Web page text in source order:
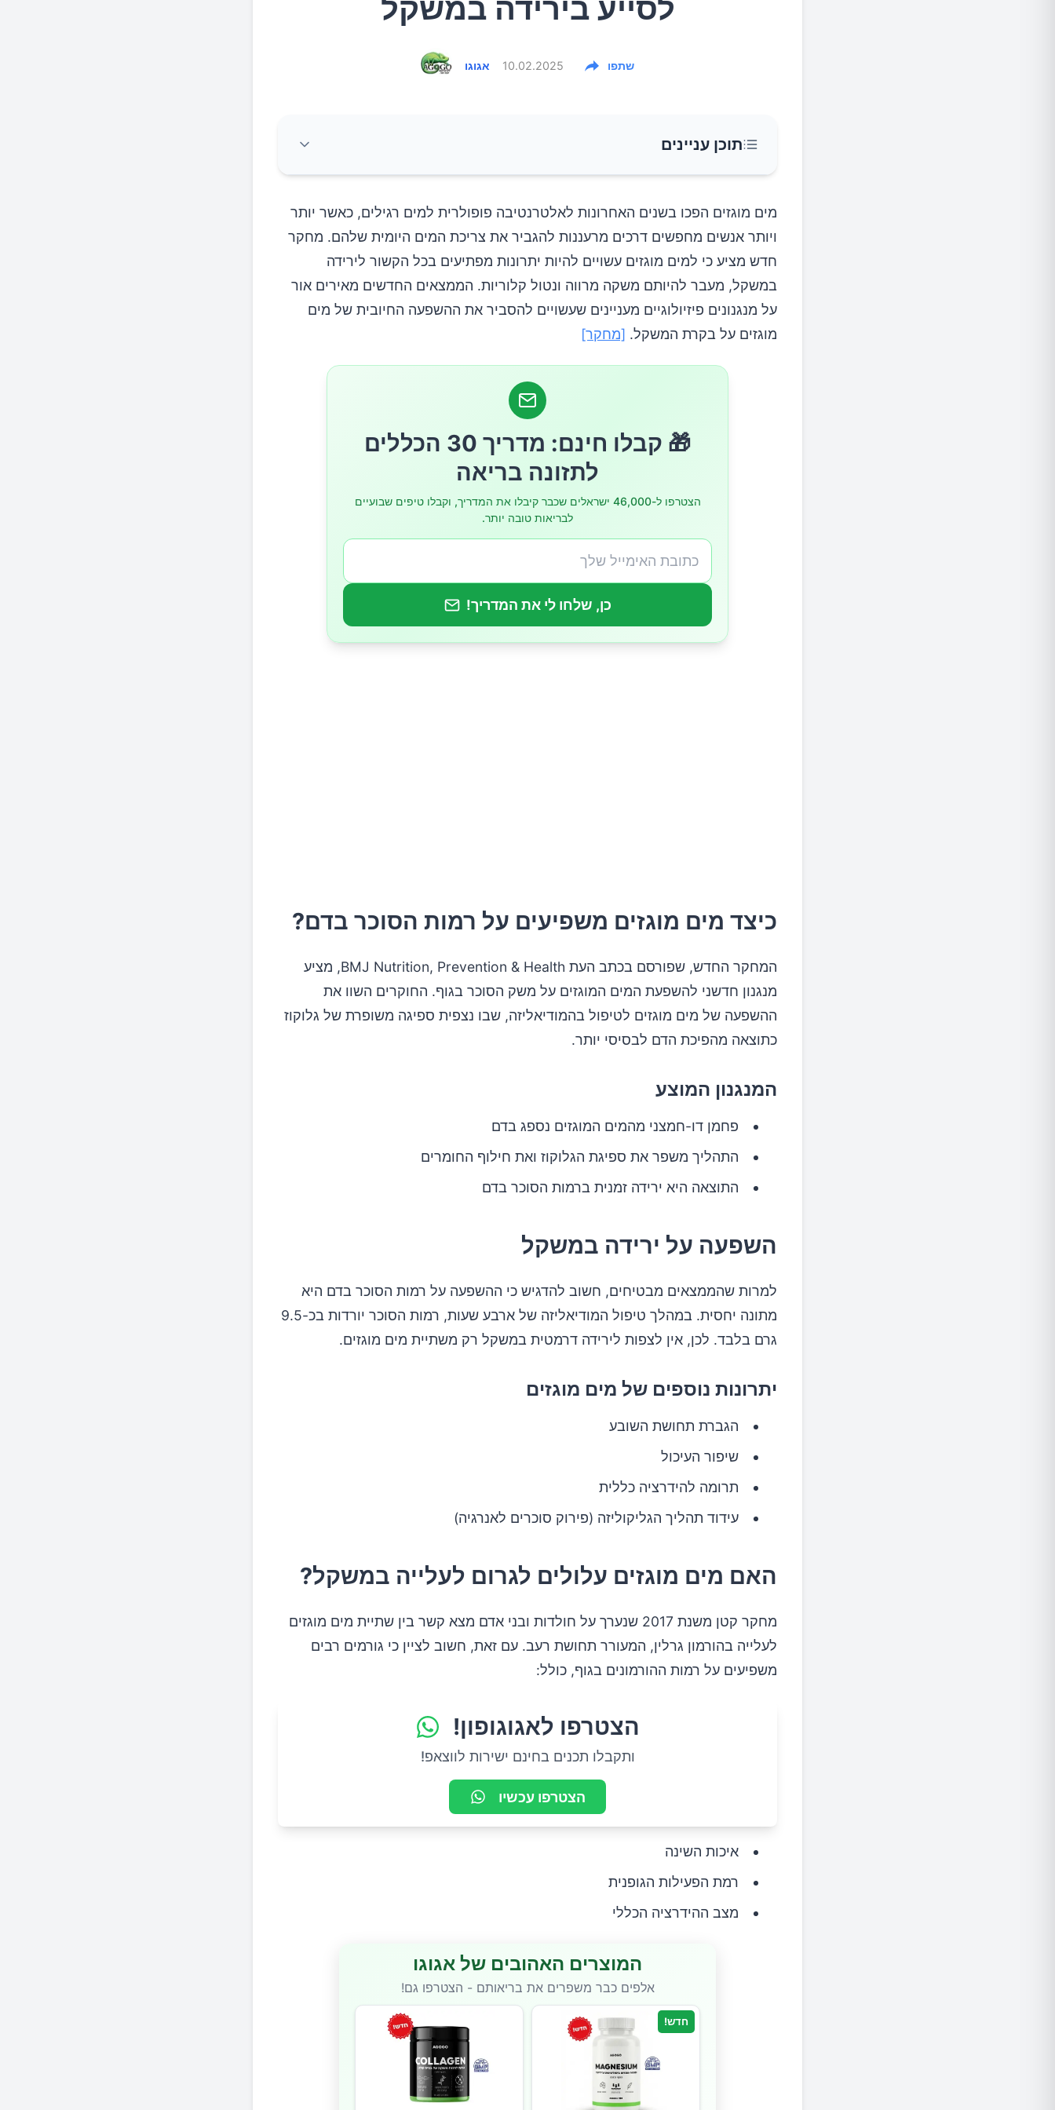
לסייע בירידה במשקל
אגוגו 10.02.2025 שתפו
תוכן עניינים
כיצד מים מוגזים משפיעים על רמות הסוכר בדם?
השפעה על ירידה במשקל
יתרונות נוספים של מים מוגזים
האם מים מוגזים עלולים לגרום לעלייה במשקל?
המלצות לשילוב מים מוגזים בתזונה
מים מוגזים הפכו בשנים האחרונות לאלטרנטיבה פופולרית למים רגילים, כאשר יותר
ויותר אנשים מחפשים דרכים מרעננות להגביר את צריכת המים היומית שלהם. מחקר
חדש מציע כי למים מוגזים עשויים להיות יתרונות מפתיעים בכל הקשור לירידה
במשקל, מעבר להיותם משקה מרווה ונטול קלוריות. הממצאים החדשים מאירים אור
על מנגנונים פיזיולוגיים מעניינים שעשויים להסביר את ההשפעה החיובית של מים
מוגזים על בקרת המשקל. [מחקר]
🎁 קבלו חינם: מדריך 30 הכללים
לתזונה בריאה
הצטרפו ל-46,000 ישראלים שכבר קיבלו את המדריך, וקבלו טיפים שבועיים
לבריאות טובה יותר.
כן, שלחו לי את המדריך!
כיצד מים מוגזים משפיעים על רמות הסוכר בדם?
המחקר החדש, שפורסם בכתב העת BMJ Nutrition, Prevention & Health, מציע
מנגנון חדשני להשפעת המים המוגזים על משק הסוכר בגוף. החוקרים השוו את
ההשפעה של מים מוגזים לטיפול בהמודיאליזה, שבו נצפית ספיגה משופרת של גלוקוז
כתוצאה מהפיכת הדם לבסיסי יותר.
המנגנון המוצע
פחמן דו-חמצני מהמים המוגזים נספג בדם
התהליך משפר את ספיגת הגלוקוז ואת חילוף החומרים
התוצאה היא ירידה זמנית ברמות הסוכר בדם
השפעה על ירידה במשקל
למרות שהממצאים מבטיחים, חשוב להדגיש כי ההשפעה על רמות הסוכר בדם היא
מתונה יחסית. במהלך טיפול המודיאליזה של ארבע שעות, רמות הסוכר יורדות בכ-9.5
גרם בלבד. לכן, אין לצפות לירידה דרמטית במשקל רק משתיית מים מוגזים.
יתרונות נוספים של מים מוגזים
הגברת תחושת השובע
שיפור העיכול
תרומה להידרציה כללית
עידוד תהליך הגליקוליזה (פירוק סוכרים לאנרגיה)
האם מים מוגזים עלולים לגרום לעלייה במשקל?
מחקר קטן משנת 2017 שנערך על חולדות ובני אדם מצא קשר בין שתיית מים מוגזים
לעלייה בהורמון גרלין, המעורר תחושת רעב. עם זאת, חשוב לציין כי גורמים רבים
משפיעים על רמות ההורמונים בגוף, כולל:
הצטרפו לאגוגופון!
ותקבלו תכנים בחינם ישירות לווצאפ!
הצטרפו עכשיו
איכות השינה
רמת הפעילות הגופנית
מצב ההידרציה הכללי
המוצרים האהובים של אגוגו
אלפים כבר משפרים את בריאותם - הצטרפו גם!
חדש!